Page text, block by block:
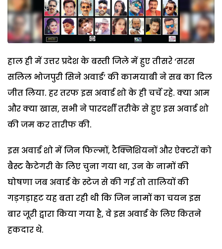
हाल ही में उत्तर प्रदेश के बस्ती जिले में हुए तीसरे ‘सरस
सलिल भोजपुरी सिने अवार्ड’ की कामयाबी ने सब का दिल
जीत लिया. हर तरफ इस अवार्ड शो के ही चर्चे रहे. क्या आम
और क्या खास, सभी ने पारदर्शी तरीके से हुए इस अवार्ड शो
की जम कर तारीफ की.
इस अवार्ड शो में जिन फिल्मों, टैक्निशियनों और ऐक्टरों को
बैस्ट कैटेगरी के लिए चुना गया था, उन के नामों की
घोषणा जब अवार्ड के स्टेज से की गई तो तालियों की
गड़गड़ाहट यह बता रही थी कि जिन नामों का चयन इस
बार जूरी द्वारा किया गया है, वे इस अवार्ड के लिए कितने
हकदार थे.